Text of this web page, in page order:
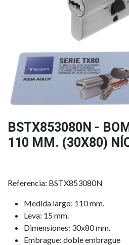
BSTX853080N -
110 MM. (30X80)
Referencia: BSTX853080N
Medida largo: 110 mm.
Leva: 15 mm.
Dimensiones: 30x80 mm.
Embrague: doble embrague